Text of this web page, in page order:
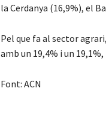
la Cerdanya (16,9%), el
Pel que fa al sector
amb un 19,4% i un
Font: ACN